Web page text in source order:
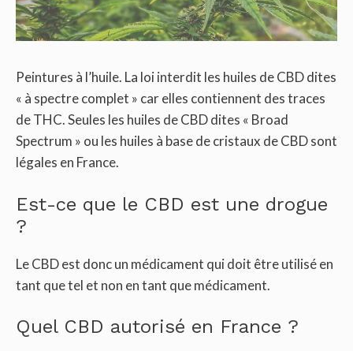
Peintures à l’huile. La loi interdit les huiles de CBD dites
« à spectre complet » car elles contiennent des traces
de THC. Seules les huiles de CBD dites « Broad
Spectrum » ou les huiles à base de cristaux de CBD sont
légales en France.
Est-ce que le CBD est une drogue
?
Le CBD est donc un médicament qui doit être utilisé en
tant que tel et non en tant que médicament.
Quel CBD autorisé en France ?